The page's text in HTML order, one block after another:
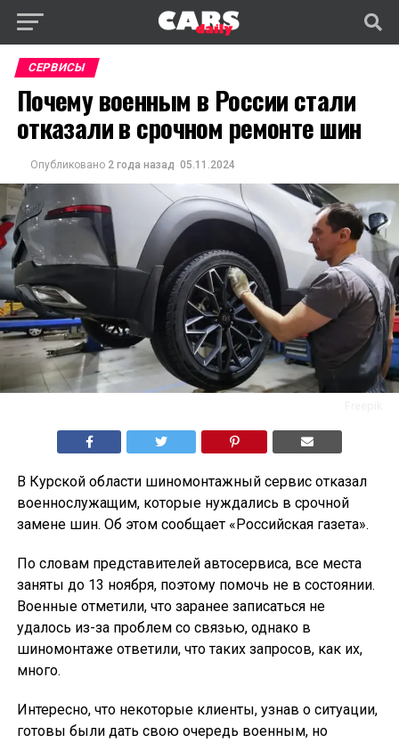
СЕРВИСЫ
Почему военным в России стали
отказали в срочном ремонте шин
Опубликовано 2 года назад 05.11.2024
В Курской области шиномонтажный сервис отказал
военнослужащим, которые нуждались в срочной
замене шин. Об этом сообщает «Российская газета».
По словам представителей автосервиса, все места
заняты до 13 ноября, поэтому помочь не в состоянии.
Военные отметили, что заранее записаться не
удалось из-за проблем со связью, однако в
шиномонтаже ответили, что таких запросов, как их,
много.
Интересно, что некоторые клиенты, узнав о ситуации,
готовы были дать свою очередь военным, но